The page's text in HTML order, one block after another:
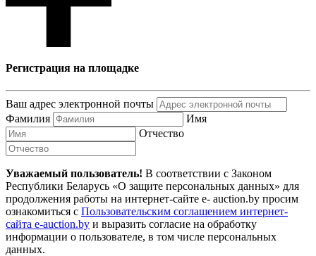
Регистрация на площадке
Ваш адрес электронной почты
Фамилия
Имя
Отчество
Уважаемый пользователь! В соответствии с Законом
Республики Беларусь «О защите персональных данных» для
продолжения работы на интернет-сайте e- auction.by просим
ознакомиться с Пользовательским соглашением интернет-
сайта e-auction.by и выразить согласие на обработку
информации о пользователе, в том числе персональных
данных.